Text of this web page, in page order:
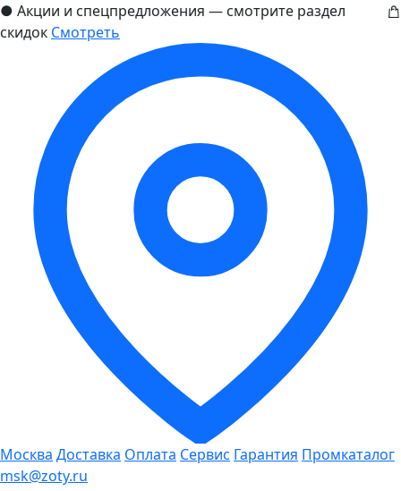
● Акции и спецпредложения — смотрите раздел
скидок Смотреть
Москва Доставка Оплата Сервис Гарантия Промкаталог
msk@zoty.ru